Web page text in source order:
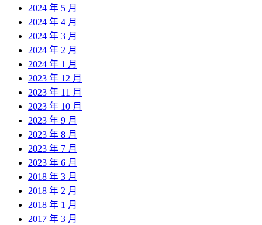
2024 年 5 月
2024 年 4 月
2024 年 3 月
2024 年 2 月
2024 年 1 月
2023 年 12 月
2023 年 11 月
2023 年 10 月
2023 年 9 月
2023 年 8 月
2023 年 7 月
2023 年 6 月
2018 年 3 月
2018 年 2 月
2018 年 1 月
2017 年 3 月